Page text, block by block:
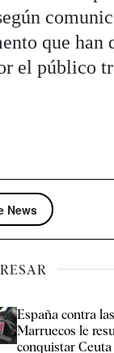
que han
el público
News
España contra
Marruecos le
conquistar